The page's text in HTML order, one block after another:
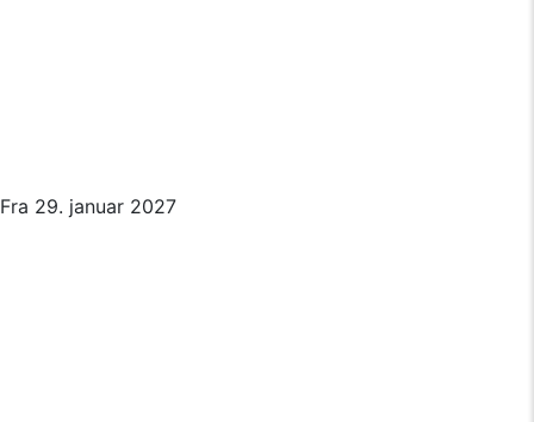
Fra 29. januar 2027